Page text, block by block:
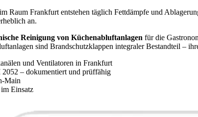
Raum Frankfurt entstehen täglich Fettdämpfe und
an.
Reinigung von Küchenabluftanlagen für die
sind Brandschutzklappen integraler Bestandteil –
und Ventilatoren in Frankfurt
– dokumentiert und prüffähig
Main
Einsatz